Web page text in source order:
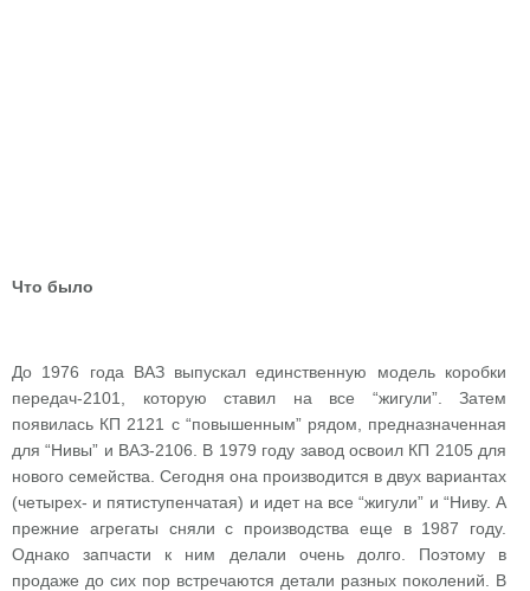
Что было
До 1976 года ВАЗ выпускал единственную модель коробки
передач-2101, которую ставил на всe “жигули”. Затем
появилась КП 2121 с “повышенным” рядом, предназначенная
для “Нивы” и ВАЗ-2106. В 1979 году завод освоил КП 2105 для
нового семейства. Сегодня она производится в двух вариантах
(четырех- и пятиступенчатая) и идет на все “жигули” и “Ниву. А
прежние агрегаты сняли с производства еще в 1987 году.
Однако запчасти к ним делали очень долго. Поэтому в
продаже до сих пор встречаются детали разных поколений. В